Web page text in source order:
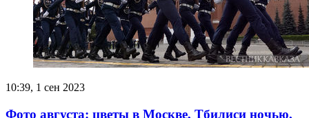
10:39, 1 сен 2023
Фото августа: цветы в Москве, Тбилиси ночью,